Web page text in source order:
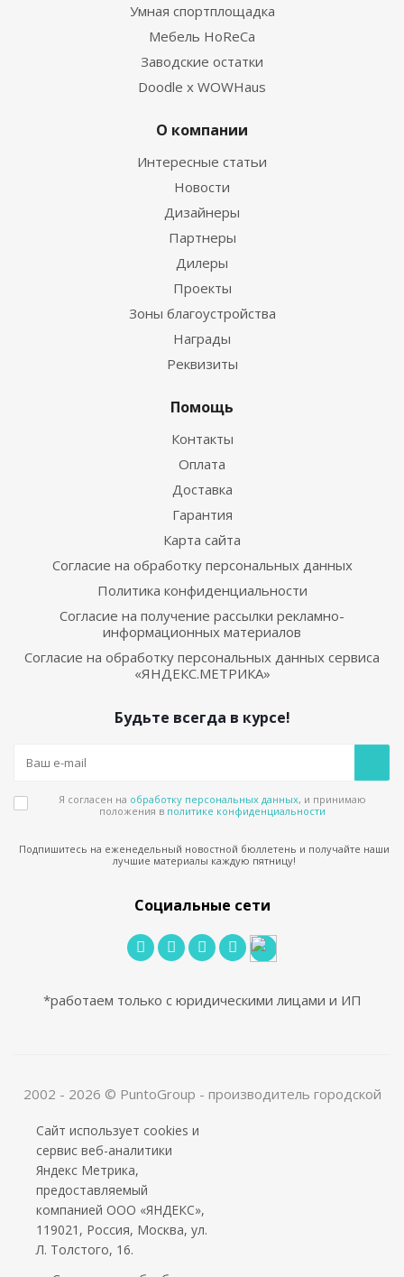
Умная спортплощадка
Мебель HoReCa
Заводские остатки
Doodle x WOWHaus
О компании
Интересные статьи
Новости
Дизайнеры
Партнеры
Дилеры
Проекты
Зоны благоустройства
Награды
Реквизиты
Помощь
Контакты
Оплата
Доставка
Гарантия
Карта сайта
Согласие на обработку персональных данных
Политика конфиденциальности
Согласие на получение рассылки рекламно-
информационных материалов
Согласие на обработку персональных данных сервиса
«ЯНДЕКС.МЕТРИКА»
Будьте всегда в курсе!
Я согласен на обработку персональных данных, и принимаю
положения в политике конфиденциальности
Подпишитесь на еженедельный новостной бюллетень и получайте наши
лучшие материалы каждую пятницу!
Социальные сети
*работаем только с юридическими лицами и ИП
2002 - 2026 © PuntoGroup - производитель городской
Производитель имеет право вносить изменения в
техническую документацию с минимальными
изменениями во внешнем виде продукта.
ООО «Алюдеко-К» ИНН 4401028410 ОГРН
1024400509121
Сайт использует cookies и
сервис веб-аналитики
Яндекс Метрика,
предоставляемый
компанией ООО «ЯНДЕКС»,
119021, Россия, Москва, ул.
Л. Толстого, 16.